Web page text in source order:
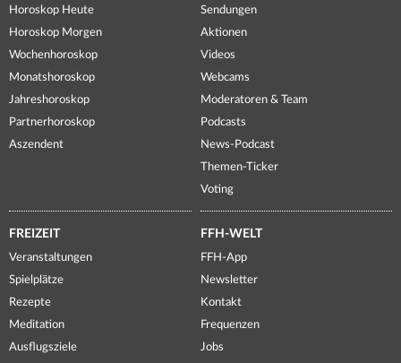
Horoskop Heute
Horoskop Morgen
Wochenhoroskop
Monatshoroskop
Jahreshoroskop
Partnerhoroskop
Aszendent
Sendungen
Aktionen
Videos
Webcams
Moderatoren & Team
Podcasts
News-Podcast
Themen-Ticker
Voting
FREIZEIT
Veranstaltungen
Spielplätze
Rezepte
Meditation
Ausflugsziele
FFH-WELT
FFH-App
Newsletter
Kontakt
Frequenzen
Jobs